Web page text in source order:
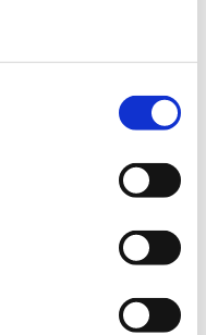
18,690円(税込)